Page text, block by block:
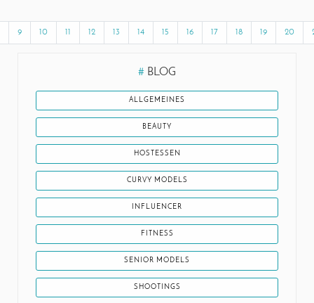
9 10 11 12 13 14 15 16 17 18 19 20
# BLOG
ALLGEMEINES
BEAUTY
HOSTESSEN
CURVY MODELS
INFLUENCER
FITNESS
SENIOR MODELS
SHOOTINGS